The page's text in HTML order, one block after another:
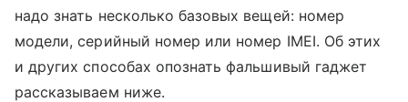
надо знать несколько базовых вещей: номер
модели, серийный номер или номер IMEI. Об этих
и других способах опознать фальшивый гаджет
рассказываем ниже.